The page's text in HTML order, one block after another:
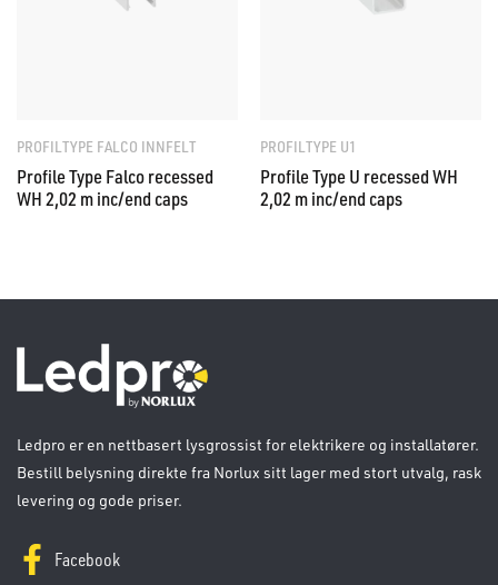
PROFILTYPE FALCO INNFELT
Profile Type Falco recessed
WH 2,02 m inc/end caps
PROFILTYPE U1
Profile Type U recessed WH
2,02 m inc/end caps
Ledpro er en nettbasert lysgrossist for elektrikere og installatører.
Bestill belysning direkte fra Norlux sitt lager med stort utvalg, rask
levering og gode priser.
Facebook